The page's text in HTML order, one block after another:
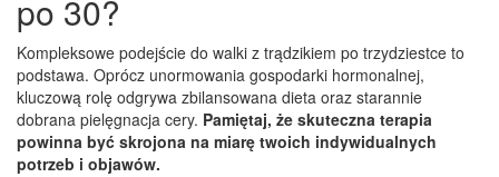
po 30?
Kompleksowe podejście do walki z trądzikiem po trzydziestce to
podstawa. Oprócz unormowania gospodarki hormonalnej,
kluczową rolę odgrywa zbilansowana dieta oraz starannie
dobrana pielęgnacja cery. Pamiętaj, że skuteczna terapia
powinna być skrojona na miarę twoich indywidualnych
potrzeb i objawów.